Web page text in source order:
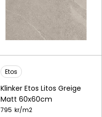
Etos
Klinker Etos Litos Greige
Matt 60x60cm
795 kr/m2